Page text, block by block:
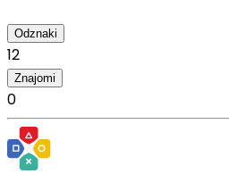
Odznaki
12
Znajomi
0